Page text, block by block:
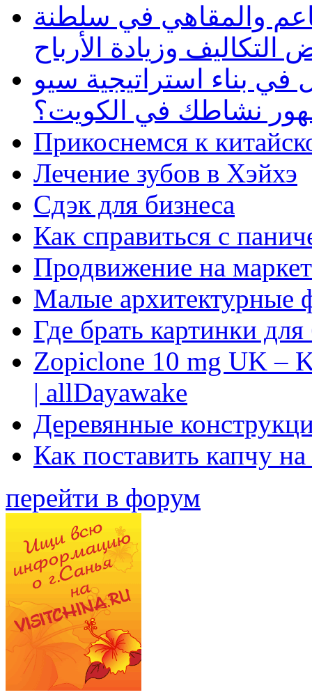
والمقاهي في سلطنة
وزيادة الأرباح
بناء استراتيجية سيو
نشاطك في الكويت؟
Прикоснемся к
Лечение зубов в Хэйхэ
Сдэк для бизнеса
Как справиться с
Продвижение на
Малые архитектурные
Где брать картинки
Zopiclone 10 mg UK –
| allDayawake
Деревянные
Как поставить капчу
перейти в форум